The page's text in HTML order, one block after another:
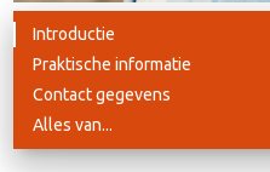
Introductie
Praktische informatie
Contact gegevens
Alles van...